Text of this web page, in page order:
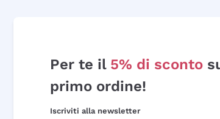
Per te il 5% di sconto
primo ordine!
Iscriviti alla newsletter